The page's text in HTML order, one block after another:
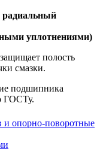
опорно-поворотные
уплотнениями)
полость
смазки.
подшипника
ГОСТу.